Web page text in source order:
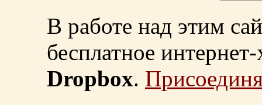
В работе над этим
бесплатное
Dropbox.